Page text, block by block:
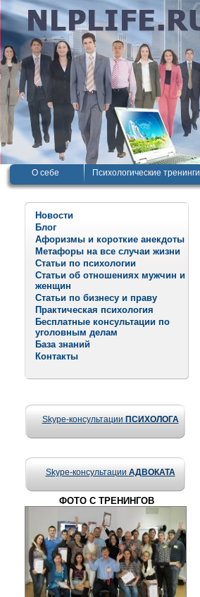
О себе Психологические тренинги
Новости
Блог
Афоризмы и короткие анекдоты
Метафоры на все случаи жизни
Статьи по психологии
Статьи об отношениях мужчин и
женщин
Статьи по бизнесу и праву
Практическая психология
Бесплатные консультации по
уголовным делам
База знаний
Контакты
Skype-консультации ПСИХОЛОГА
Skype-консультации АДВОКАТА
ФОТО С ТРЕНИНГОВ